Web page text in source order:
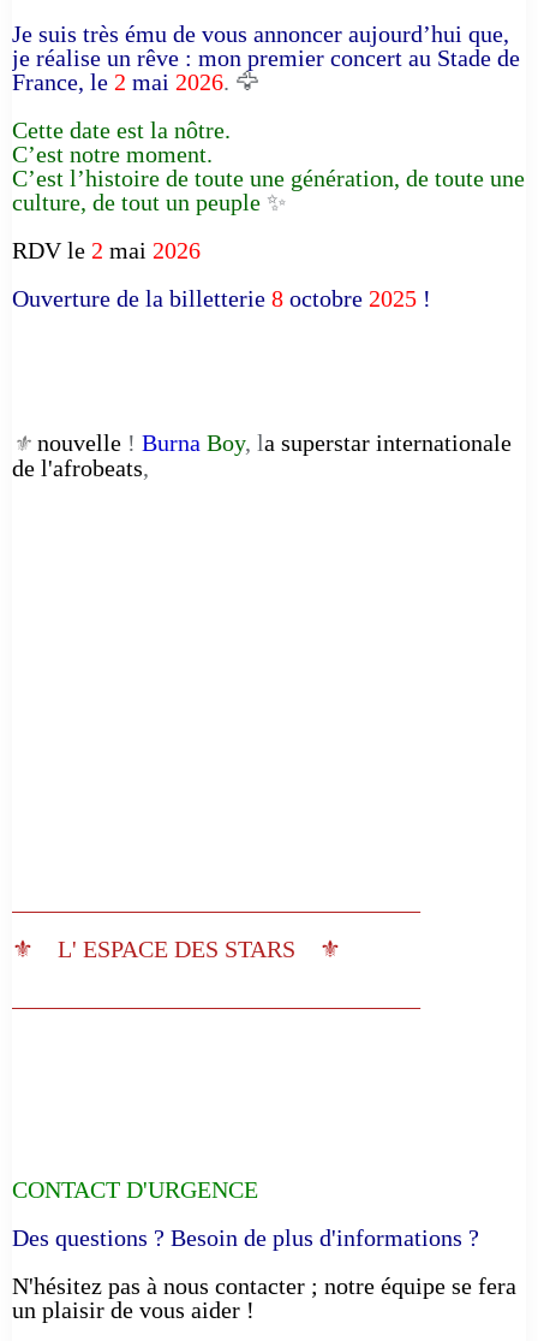
Je suis très ému de vous annoncer aujourd’hui que,
je réalise un rêve : mon premier concert au Stade de
France, le 2 mai 2026. 🦅
Cette date est la nôtre.
C’est notre moment.
C’est l’histoire de toute une génération, de toute une
culture, de tout un peuple ✨
RDV le 2 mai 2026
Ouverture de la billetterie 8 octobre 2025 !
⚜️ nouvelle ! Burna Boy, la superstar internationale
de l'afrobeats,
⚜️ L' ESPACE DES STARS ⚜️
CONTACT D'URGENCE
Des questions ? Besoin de plus d'informations ?
N'hésitez pas à nous contacter ; notre équipe se fera
un plaisir de vous aider !